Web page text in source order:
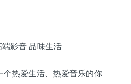
影音 品味生活
个热爱生活、热爱音乐的你